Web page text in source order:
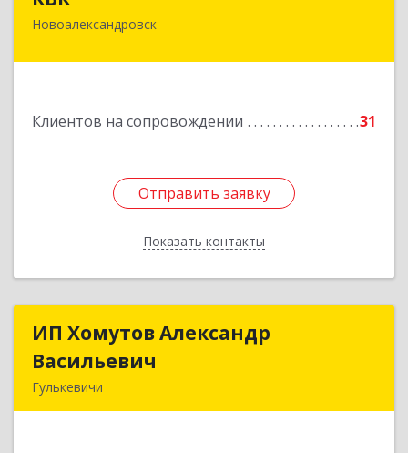
Новоалександровск
Клиентов на сопровождении 31
Отправить заявку
Показать контакты
Подробнее
Отправить заявку
Назад
ИП Хомутов Александр
Васильевич
Гулькевичи
ИП Хомутов Александр